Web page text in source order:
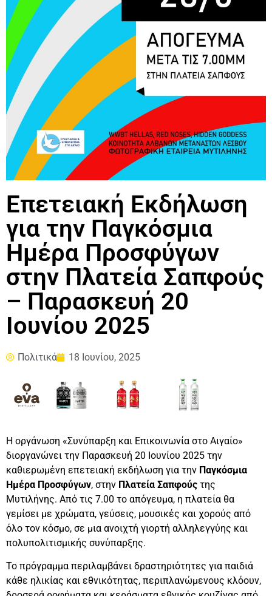
Επετειακή Εκδήλωση
για την Παγκόσμια
Ημέρα Προσφύγων
στην Πλατεία Σαπφούς
– Παρασκευή 20
Ιουνίου 2025
Πολιτικά 18 Ιουνίου, 2025
Η οργάνωση «Συνύπαρξη και Επικοινωνία στο Αιγαίο»
διοργανώνει την Παρασκευή 20 Ιουνίου 2025 την
καθιερωμένη επετειακή εκδήλωση για την Παγκόσμια
Ημέρα Προσφύγων, στην Πλατεία Σαπφούς της
Μυτιλήνης. Από τις 7.00 το απόγευμα, η πλατεία θα
γεμίσει με χρώματα, γεύσεις, μουσικές και χορούς από
όλο τον κόσμο, σε μια ανοιχτή γιορτή αλληλεγγύης και
πολυπολιτισμικής συνύπαρξης.
Το πρόγραμμα περιλαμβάνει δραστηριότητες για παιδιά
κάθε ηλικίας και εθνικότητας, περιπλανώμενους κλόουν,